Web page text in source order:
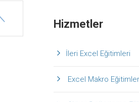
Hizmetler
İleri Excel Eğitimleri
Excel Makro